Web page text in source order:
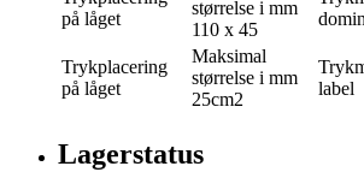
på låget
størrelse i mm
110 x 45
Trykplacering
på låget
Maksimal
størrelse i mm
25cm2
label
Lagerstatus